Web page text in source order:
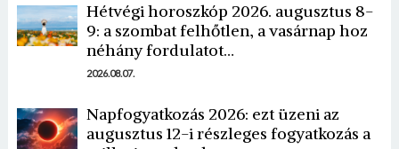
Hétvégi horoszkóp 2026. augusztus 8-
9: a szombat felhőtlen, a vasárnap hoz
néhány fordulatot…
2026.08.07.
Napfogyatkozás 2026: ezt üzeni az
augusztus 12-i részleges fogyatkozás a